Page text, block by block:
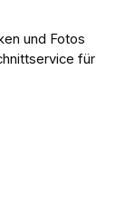
und Fotos
für